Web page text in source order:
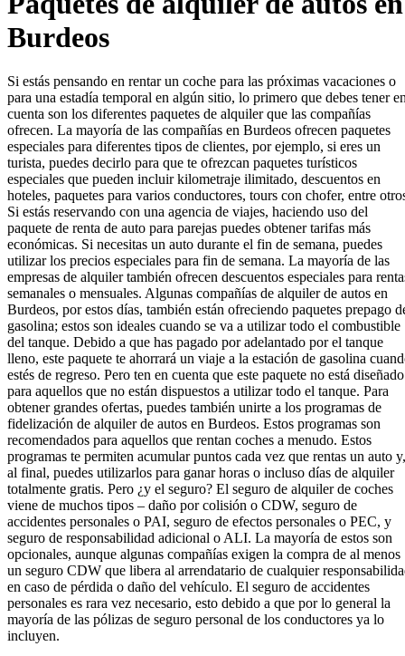
Burdeos
Si estás pensando en rentar un coche para las próximas vacaciones o
para una estadía temporal en algún sitio, lo primero que debes tener
cuenta son los diferentes paquetes de alquiler que las compañías
ofrecen. La mayoría de las compañías en Burdeos ofrecen paquetes
especiales para diferentes tipos de clientes, por ejemplo, si eres un
turista, puedes decirlo para que te ofrezcan paquetes turísticos
especiales que pueden incluir kilometraje ilimitado, descuentos en
hoteles, paquetes para varios conductores, tours con chofer, entre
Si estás reservando con una agencia de viajes, haciendo uso del
paquete de renta de auto para parejas puedes obtener tarifas más
económicas. Si necesitas un auto durante el fin de semana, puedes
utilizar los precios especiales para fin de semana. La mayoría de las
empresas de alquiler también ofrecen descuentos especiales para
semanales o mensuales. Algunas compañías de alquiler de autos en
Burdeos, por estos días, también están ofreciendo paquetes prepago
gasolina; estos son ideales cuando se va a utilizar todo el combustible
del tanque. Debido a que has pagado por adelantado por el tanque
lleno, este paquete te ahorrará un viaje a la estación de gasolina
estés de regreso. Pero ten en cuenta que este paquete no está diseñado
para aquellos que no están dispuestos a utilizar todo el tanque. Para
obtener grandes ofertas, puedes también unirte a los programas de
fidelización de alquiler de autos en Burdeos. Estos programas son
recomendados para aquellos que rentan coches a menudo. Estos
programas te permiten acumular puntos cada vez que rentas un auto y,
al final, puedes utilizarlos para ganar horas o incluso días de alquiler
totalmente gratis. Pero ¿y el seguro? El seguro de alquiler de coches
viene de muchos tipos – daño por colisión o CDW, seguro de
accidentes personales o PAI, seguro de efectos personales o PEC, y
seguro de responsabilidad adicional o ALI. La mayoría de estos son
opcionales, aunque algunas compañías exigen la compra de al menos
un seguro CDW que libera al arrendatario de cualquier
en caso de pérdida o daño del vehículo. El seguro de accidentes
personales es rara vez necesario, esto debido a que por lo general la
mayoría de las pólizas de seguro personal de los conductores ya lo
incluyen.